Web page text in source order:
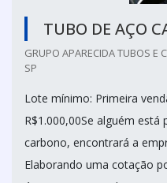
TUBO DE AÇO
GRUPO APARECIDA TUBOS E
SP
Lote mínimo: Primeira
R$1.000,00Se alguém
carbono, encontrará a
Elaborando uma cotação